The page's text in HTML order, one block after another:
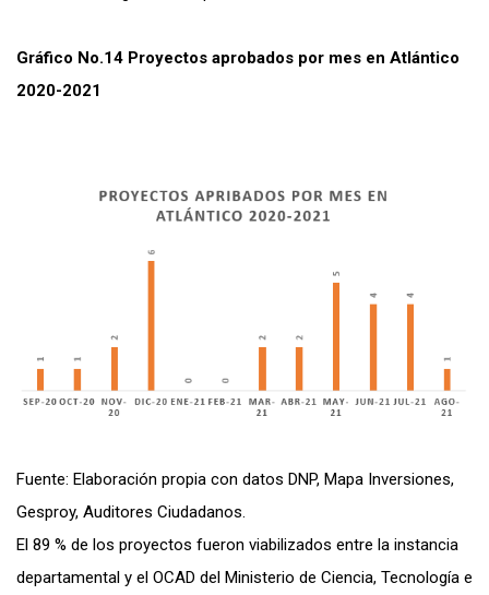
Gráfico No.14 Proyectos aprobados por mes en Atlántico
2020-2021
Fuente: Elaboración propia con datos DNP, Mapa Inversiones,
Gesproy, Auditores Ciudadanos.
El 89 % de los proyectos fueron viabilizados entre la instancia
departamental y el OCAD del Ministerio de Ciencia, Tecnología e